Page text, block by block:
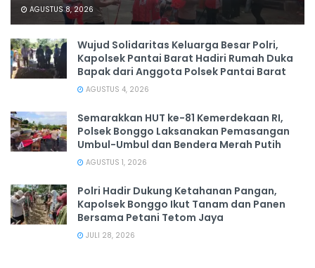
AGUSTUS 8, 2026
Wujud Solidaritas Keluarga Besar Polri,
Kapolsek Pantai Barat Hadiri Rumah Duka
Bapak dari Anggota Polsek Pantai Barat
AGUSTUS 4, 2026
Semarakkan HUT ke-81 Kemerdekaan RI,
Polsek Bonggo Laksanakan Pemasangan
Umbul-Umbul dan Bendera Merah Putih
AGUSTUS 1, 2026
Polri Hadir Dukung Ketahanan Pangan,
Kapolsek Bonggo Ikut Tanam dan Panen
Bersama Petani Tetom Jaya
JULI 28, 2026